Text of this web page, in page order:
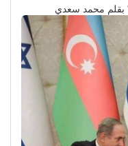
محمد سعدي